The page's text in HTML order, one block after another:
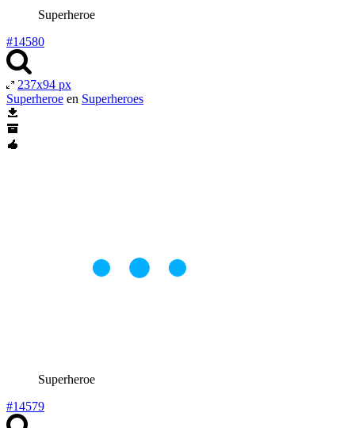
Superheroe
#14580
237x94 px
Superheroe en Superheroes
Superheroe
#14579